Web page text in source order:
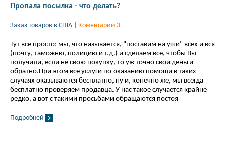
Пропала посылка - что делать?
Заказ товаров в США Коментарии 3
Тут все просто: мы, что называется, "поставим на уши" всех и вся
(почту, таможню, полицию и т.д.) и сделаем все, чтобы Вы
получили, если не свою покупку, то уж точно свои деньги
обратно.При этом все услуги по оказанию помощи в таких
случаях оказываются бесплатно, ну и, конечно же, мы всегда
бесплатно проверяем продавца. У нас такое случается крайне
редко, а вот с такими просьбами обращаются постоя
Подробней